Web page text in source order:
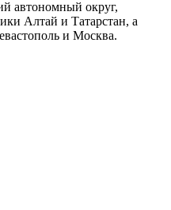
автономный округ,
Алтай и Татарстан, а
и Москва.